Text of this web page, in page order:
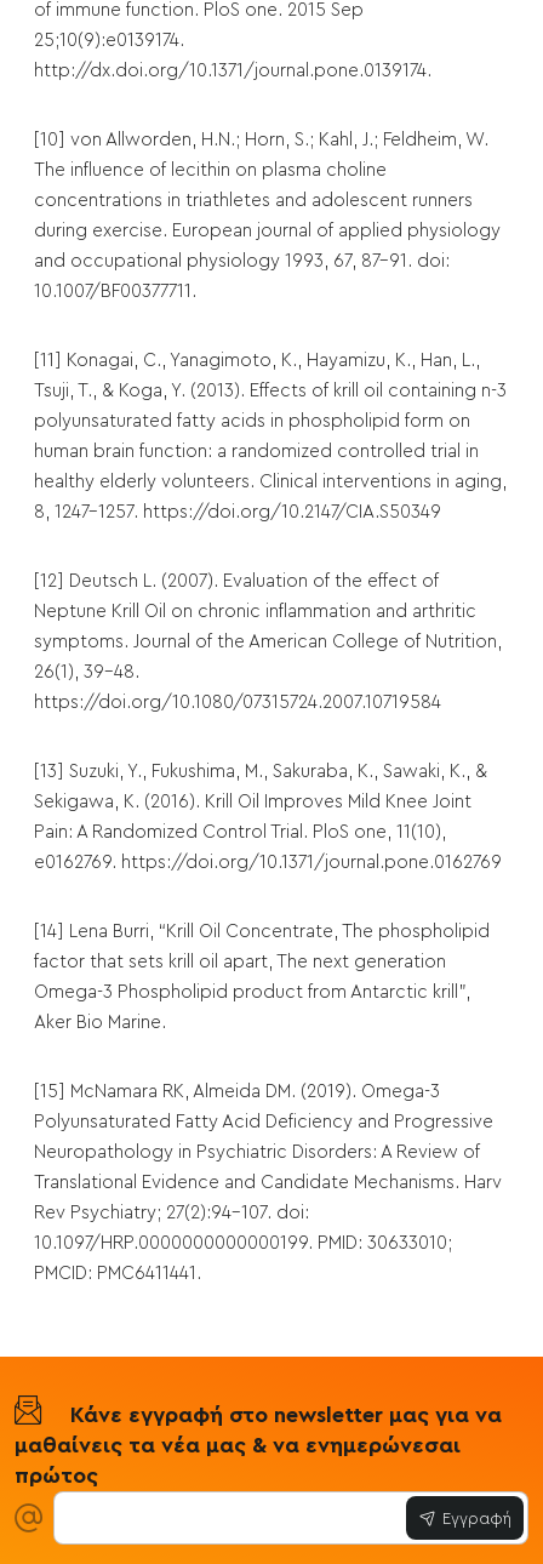
of immune function. PloS one. 2015 Sep
25;10(9):e0139174.
http://dx.doi.org/10.1371/journal.pone.0139174.
[10] von Allworden, H.N.; Horn, S.; Kahl, J.; Feldheim, W.
The influence of lecithin on plasma choline
concentrations in triathletes and adolescent runners
during exercise. European journal of applied physiology
and occupational physiology 1993, 67, 87-91. doi:
10.1007/BF00377711.
[11] Konagai, C., Yanagimoto, K., Hayamizu, K., Han, L.,
Tsuji, T., & Koga, Y. (2013). Effects of krill oil containing n-3
polyunsaturated fatty acids in phospholipid form on
human brain function: a randomized controlled trial in
healthy elderly volunteers. Clinical interventions in aging,
8, 1247–1257. https://doi.org/10.2147/CIA.S50349
[12] Deutsch L. (2007). Evaluation of the effect of
Neptune Krill Oil on chronic inflammation and arthritic
symptoms. Journal of the American College of Nutrition,
26(1), 39–48.
https://doi.org/10.1080/07315724.2007.10719584
[13] Suzuki, Y., Fukushima, M., Sakuraba, K., Sawaki, K., &
Sekigawa, K. (2016). Krill Oil Improves Mild Knee Joint
Pain: A Randomized Control Trial. PloS one, 11(10),
e0162769. https://doi.org/10.1371/journal.pone.0162769
[14] Lena Burri, “Krill Oil Concentrate, The phospholipid
factor that sets krill oil apart, The next generation
Omega-3 Phospholipid product from Antarctic krill”,
Aker Bio Marine.
[15] McNamara RK, Almeida DM. (2019). Omega-3
Polyunsaturated Fatty Acid Deficiency and Progressive
Neuropathology in Psychiatric Disorders: A Review of
Translational Evidence and Candidate Mechanisms. Harv
Rev Psychiatry; 27(2):94-107. doi:
10.1097/HRP.0000000000000199. PMID: 30633010;
PMCID: PMC6411441.
Κάνε εγγραφή στο newsletter μας για να
μαθαίνεις τα νέα μας & να ενημερώνεσαι
πρώτος
Εγγραφή